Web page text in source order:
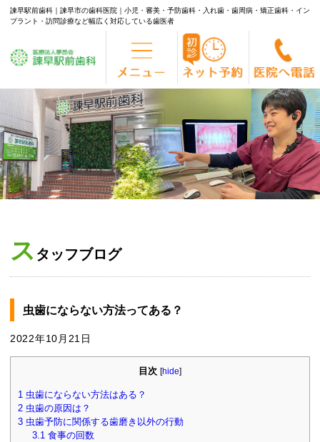
to
content
諫早駅前歯科｜諫早市の歯科医院｜小児・審美・予防歯科・入れ歯・歯周病・矯正歯科・イン
プラント・訪問診療など幅広く対応している歯医者
ス タッフブログ
虫歯にならない方法ってある？
2022年10月21日
目次 [hide]
1 虫歯にならない方法はある？
2 虫歯の原因は？
3 虫歯予防に関係する歯磨き以外の行動
3.1 食事の回数